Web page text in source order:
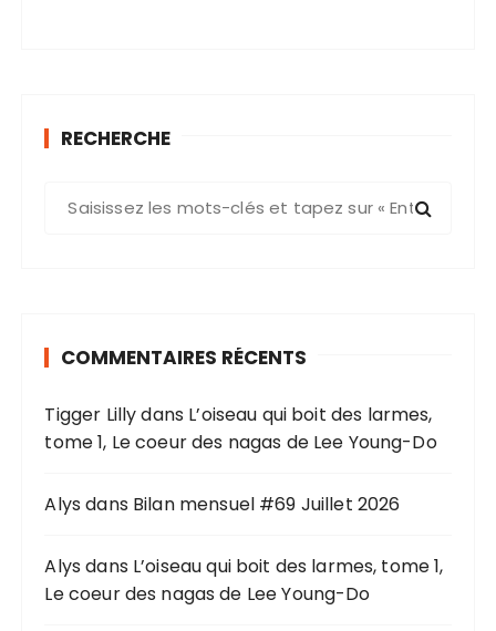
RECHERCHE
e
p
u
:
COMMENTAIRES RÉCENTS
Tigger Lillydans L’oiseau qui boit des larmes,
tome 1, Le coeur des nagas de Lee Young-Do
Alys dans Bilan mensuel #69 Juillet 2026
Alys dans L’oiseau qui boit des larmes, tome 1,
Le coeur des nagas de Lee Young-Do